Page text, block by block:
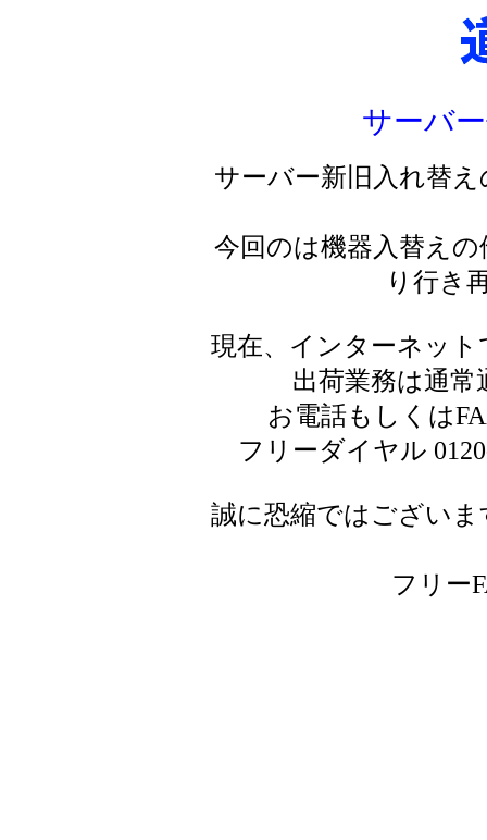
サーバ
サーバー新旧入れ替
今回のは機器入替え
り行き
現在、インターネッ
出荷業務は通
お電話もしくは
フリーダイヤル
誠に恐縮ではござい
フリー